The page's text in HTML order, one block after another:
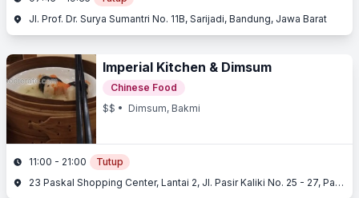
Jl. Prof. Dr. Surya Sumantri No. 11B, Sarijadi, Bandung, Jawa Barat
Imperial Kitchen & Dimsum
Chinese Food
$$ • Dimsum, Bakmi
11:00 - 21:00
Tutup
23 Paskal Shopping Center, Lantai 2, Jl. Pasir Kaliki No. 25 - 27, Pasir Kaliki, Bandung, Jawa Barat